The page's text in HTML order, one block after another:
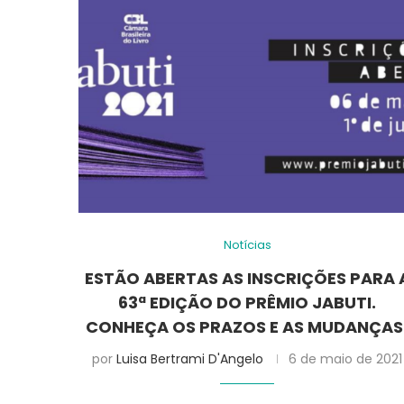
Notícias
ESTÃO ABERTAS AS INSCRIÇÕES PARA
63ª EDIÇÃO DO PRÊMIO JABUTI.
CONHEÇA OS PRAZOS E AS
porLuisa Bertrami D'Angelo 6 de maio de 2021